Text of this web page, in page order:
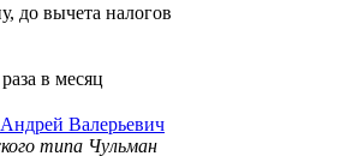
до вычета налогов
в месяц
Валерьевич
типа Чульман